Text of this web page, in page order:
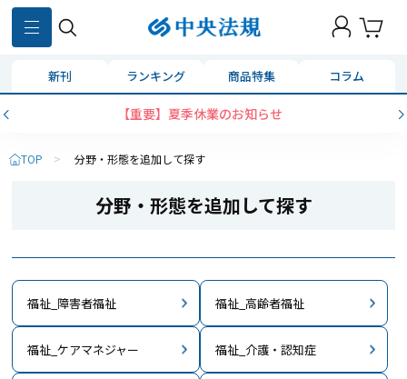
新刊 ランキング 商品特集 コラム
【重要】夏季休業のお知らせ
TOP > 分野・形態を追加して探す
分野・形態を追加して探す
福祉_障害者福祉 福祉_高齢者福祉
福祉_ケアマネジャー 福祉_介護・認知症